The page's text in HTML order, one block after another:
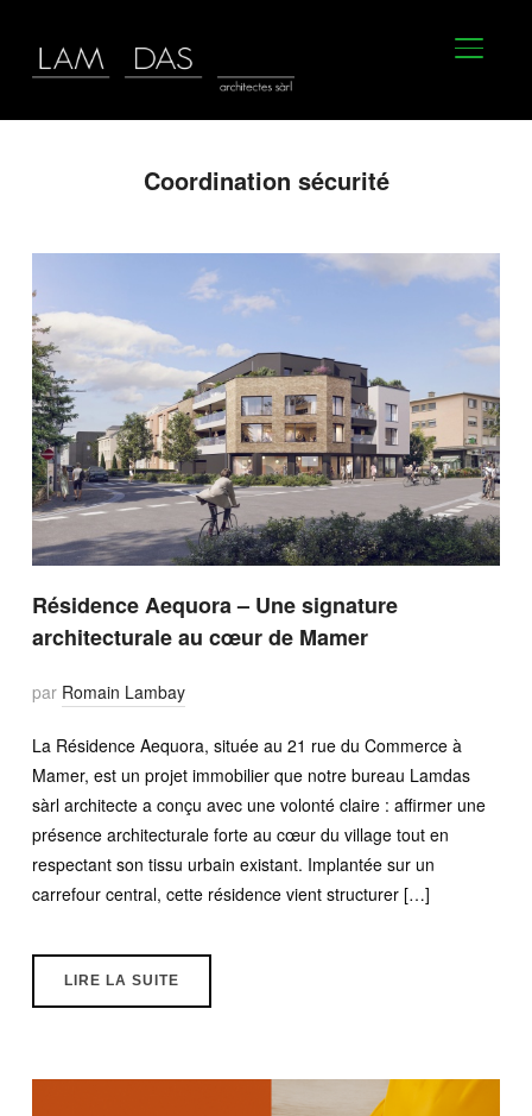
Coordination sécurité
Résidence Aequora – Une signature
architecturale au cœur de Mamer
par Romain Lambay
La Résidence Aequora, située au 21 rue du Commerce à
Mamer, est un projet immobilier que notre bureau Lamdas
sàrl architecte a conçu avec une volonté claire : affirmer une
présence architecturale forte au cœur du village tout en
respectant son tissu urbain existant. Implantée sur un
carrefour central, cette résidence vient structurer […]
LIRE LA SUITE